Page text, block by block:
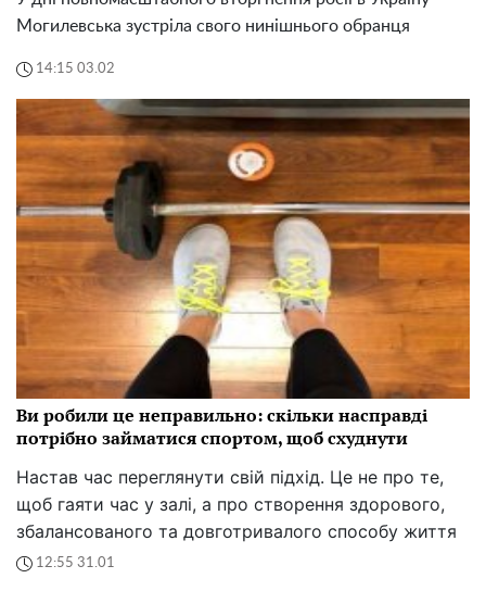
Могилевська зустріла свого нинішнього обранця
14:15 03.02
Ви робили це неправильно: скільки насправді
потрібно займатися спортом, щоб схуднути
Настав час переглянути свій підхід. Це не про те,
щоб гаяти час у залі, а про створення здорового,
збалансованого та довготривалого способу життя
12:55 31.01